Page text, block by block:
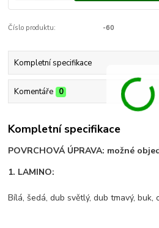
Číslo produktu: -60
Kompletní specifikace
Komentáře 0
Kompletní specifikace
POVRCHOVÁ ÚPRAVA: možné
1. LAMINO:
Bílá, šedá, dub světlý, dub tmavý, buk,